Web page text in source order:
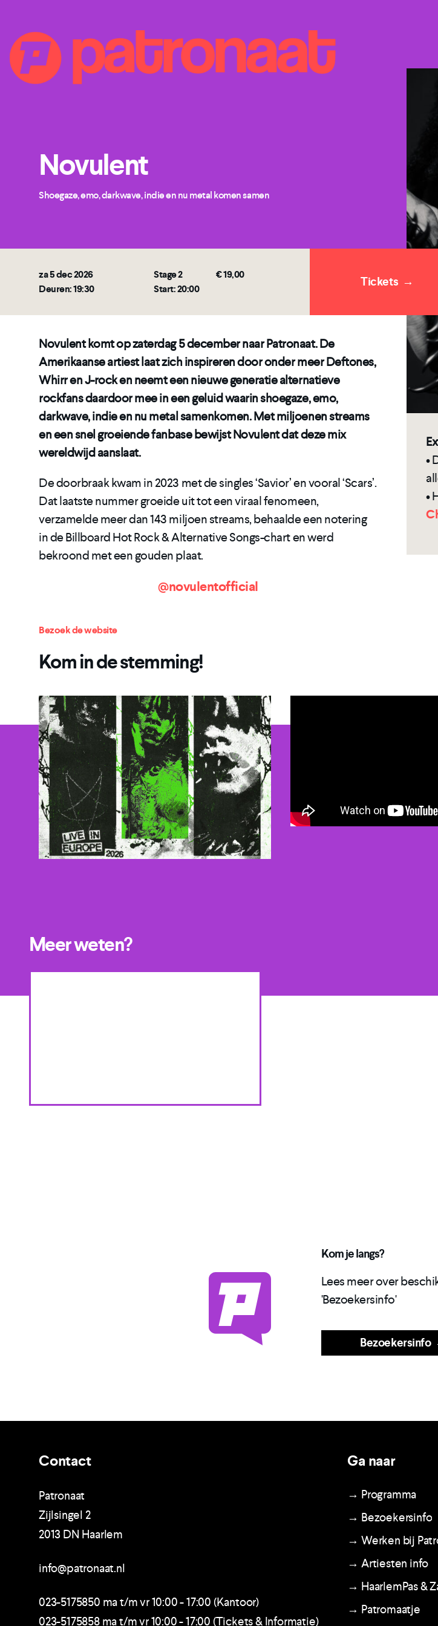
•
•
Novulent
Shoegaze, emo, darkwave, indie en nu metal komen samen
za 5 dec 2026 Stage 2
€ 19,00
Deuren: 19:30
Start: 20:00 Tickets →
Novulent komt op zaterdag 5 december naar Patronaat. De
Amerikaanse artiest laat zich inspireren door onder meer Deftones,
Whirr en J-rock en neemt een nieuwe generatie alternatieve
rockfans daardoor mee in een geluid waarin shoegaze, emo,
darkwave, indie en nu metal samenkomen. Met miljoenen streams
en een snel groeiende fanbase bewijst Novulent dat deze mix
wereldwijd aanslaat.
De doorbraak kwam in 2023 met de singles ‘Savior’ en vooral ‘Scars’.
Dat laatste nummer groeide uit tot een viraal fenomeen,
verzamelde meer dan 143 miljoen streams, behaalde een notering
in de Billboard Hot Rock & Alternative Songs-chart en werd
bekroond met een gouden plaat.
@novulentofficial
Bezoek de website
Kom in de stemming!
Meer weten?
Kom je langs?
Lees meer over
'Bezoekersinfo'
Bezoekersinfo
Contact
Patronaat
Zijlsingel 2
2013 DN Haarlem
info@patronaat.nl
023-5175850 ma t/m vr 10:00 - 17:00 (Kantoor)
023-5175858 ma t/m vr 10:00 - 17:00 (Tickets & Informatie)
Ga naar
→ Programma
→ Bezoekersinfo
→ Werken bij
→ Artiesten info
→ HaarlemPas &
→ Patromaatje